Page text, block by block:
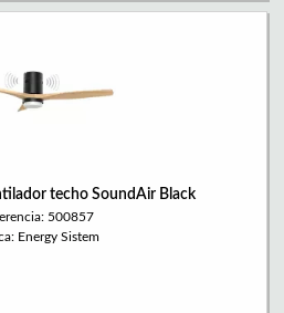
techo SoundAir Black
500857
Energy Sistem